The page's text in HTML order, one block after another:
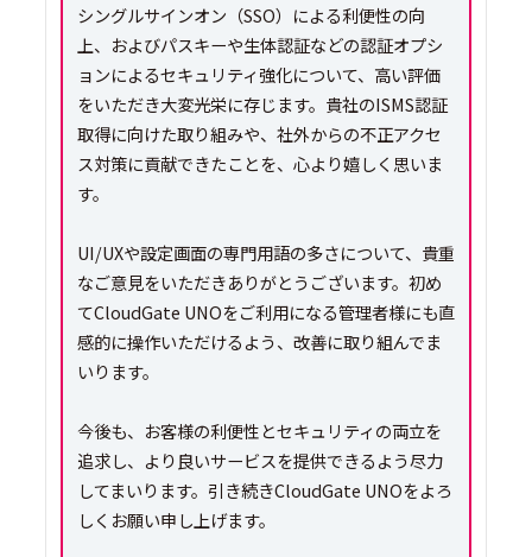
シングルサインオン（SSO）による利便性の向
上、およびパスキーや生体認証などの認証オプシ
ョンによるセキュリティ強化について、高い評価
をいただき大変光栄に存じます。貴社のISMS認証
取得に向けた取り組みや、社外からの不正アクセ
ス対策に貢献できたことを、心より嬉しく思いま
す。
UI/UXや設定画面の専門用語の多さについて、貴重
なご意見をいただきありがとうございます。初め
てCloudGate UNOをご利用になる管理者様にも直
感的に操作いただけるよう、改善に取り組んでま
いります。
今後も、お客様の利便性とセキュリティの両立を
追求し、より良いサービスを提供できるよう尽力
してまいります。引き続きCloudGate UNOをよろ
しくお願い申し上げます。